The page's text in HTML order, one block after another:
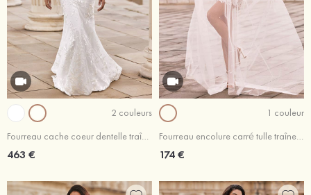
2 couleurs
463 €
1 couleur
174 €